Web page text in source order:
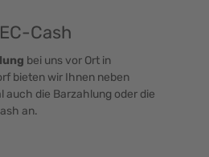
Cash
bei uns vor Ort in
bieten wir Ihnen neben
auch die Barzahlung oder die
an.